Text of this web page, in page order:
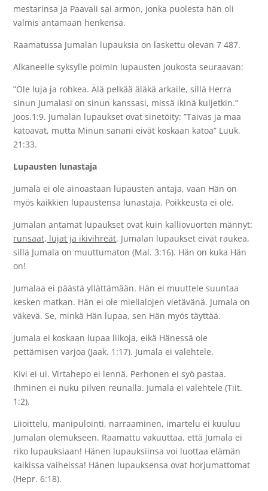
mestarinsa ja Paavali sai armon, jonka puolesta hän oli
valmis antamaan henkensä.
Raamatussa Jumalan lupauksia on laskettu olevan 7 487.
Alkaneelle syksylle poimin lupausten joukosta seuraavan:
”Ole luja ja rohkea. Älä pelkää äläkä arkaile, sillä Herra
sinun Jumalasi on sinun kanssasi, missä ikinä kuljetkin.”
Joos.1:9. Jumalan lupaukset ovat sinetöity: ”Taivas ja maa
katoavat, mutta Minun sanani eivät koskaan katoa” Luuk.
21:33.
Lupausten lunastaja
Jumala ei ole ainoastaan lupausten antaja, vaan Hän on
myös kaikkien lupaustensa lunastaja. Poikkeusta ei ole.
Jumalan antamat lupaukset ovat kuin kalliovuorten männyt:
runsaat, lujat ja ikivihreät. Jumalan lupaukset eivät raukea,
sillä Jumala on muuttumaton (Mal. 3:16). Hän on kuka Hän
on!
Jumalaa ei päästä yllättämään. Hän ei muuttele suuntaa
kesken matkan. Hän ei ole mielialojen vietävänä. Jumala on
väkevä. Se, minkä Hän lupaa, sen Hän myös täyttää.
Jumala ei koskaan lupaa liikoja, eikä Hänessä ole
pettämisen varjoa (Jaak. 1:17). Jumala ei valehtele.
Kivi ei ui. Virtahepo ei lennä. Perhonen ei syö pastaa.
Ihminen ei nuku pilven reunalla. Jumala ei valehtele (Tiit.
1:2).
Liioittelu, manipulointi, narraaminen, imartelu ei kuuluu
Jumalan olemukseen. Raamattu vakuuttaa, että Jumala ei
riko lupauksiaan! Hänen lupauksiinsa voi luottaa elämän
kaikissa vaiheissa! Hänen lupauksensa ovat horjumattomat
(Hepr. 6:18).